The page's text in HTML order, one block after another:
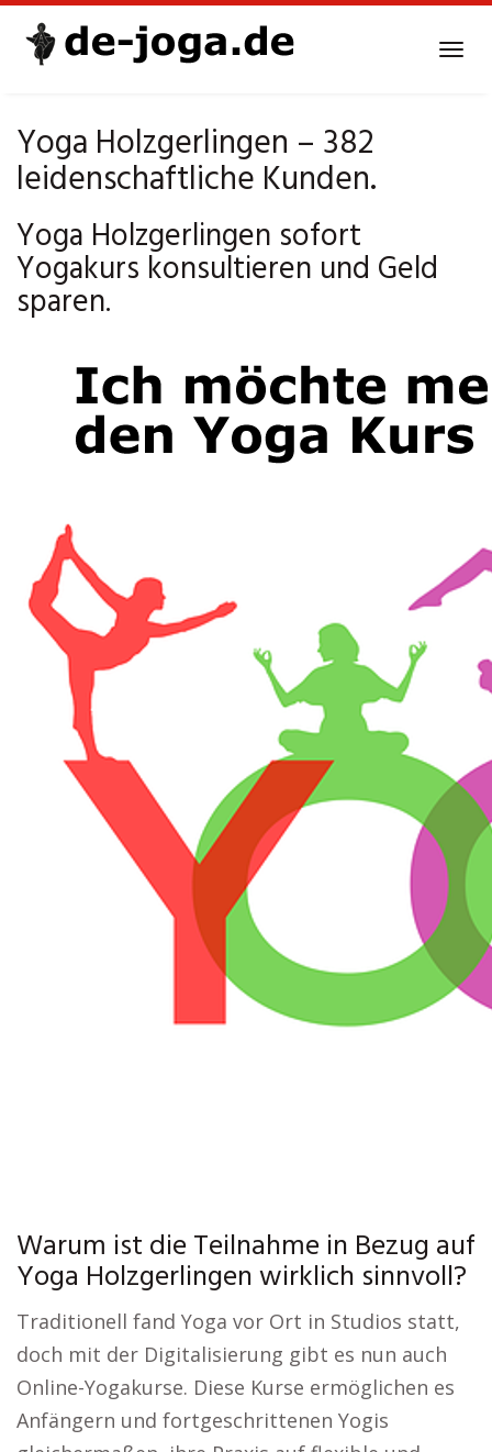
Yoga Holzgerlingen – 382
leidenschaftliche Kunden.
Yoga Holzgerlingen sofort
Yogakurs konsultieren und Geld
sparen.
Warum ist die Teilnahme in Bezug auf
Yoga Holzgerlingen wirklich sinnvoll?
Traditionell fand Yoga vor Ort in Studios statt,
doch mit der Digitalisierung gibt es nun auch
Online-Yogakurse. Diese Kurse ermöglichen es
Anfängern und fortgeschrittenen Yogis